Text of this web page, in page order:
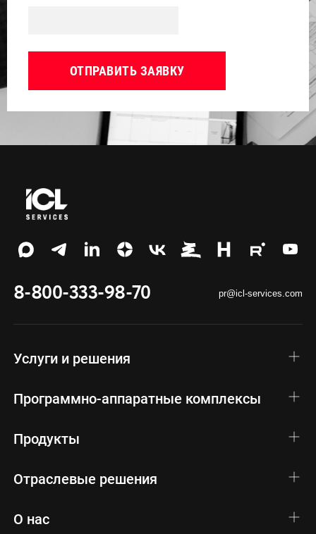
ОТПРАВИТЬ ЗАЯВКУ
8-800-333-98-70 pr@icl-services.com
Услуги и решения
Программно-аппаратные комплексы
Продукты
Отраслевые решения
О нас